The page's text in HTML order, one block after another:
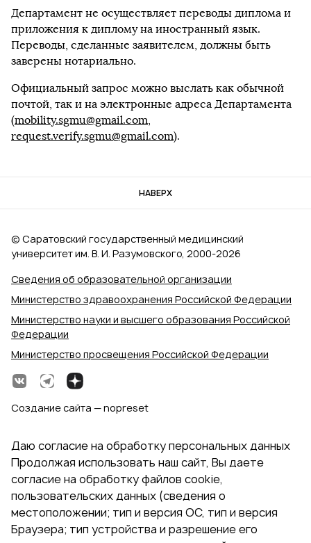
Департамент не осуществляет переводы диплома и
приложения к диплому на иностранный язык.
Переводы, сделанные заявителем, должны быть
заверены нотариально.
Официальный запрос можно выслать как обычной
почтой, так и на электронные адреса Департамента
(mobility.sgmu@gmail.com,
request.verify.sgmu@gmail.com).
НАВЕРХ
Сведения об образовательной организации
Министерство здравоохранения Российской Федерации
Министерство науки и высшего образования Российской
Федерации
Министерство просвещения Российской Федерации
© Саратовский государственный медицинский
университет им. В. И. Разумовского, 2000‑2026
Создание сайта — nopreset
Даю согласие на обработку персональных данных
Продолжая использовать наш сайт, Вы даете
согласие на обработку файлов cookie,
пользовательских данных (сведения о
местоположении; тип и версия ОС, тип и версия
Браузера; тип устройства и разрешение его